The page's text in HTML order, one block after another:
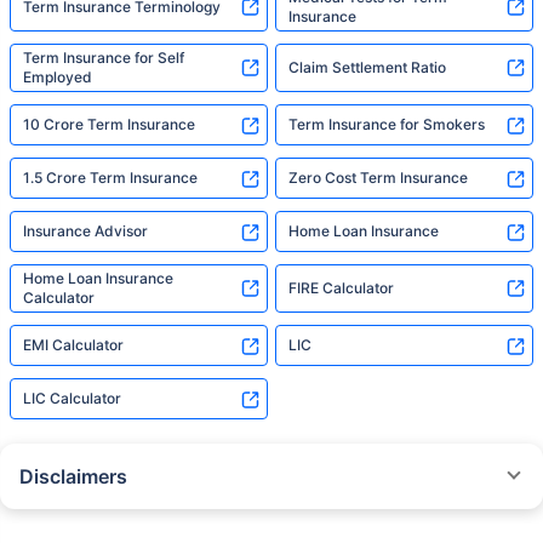
Term Insurance Terminology
Insurance
Term Insurance for Self
Employed
Claim Settlement Ratio
10 Crore Term Insurance Term Insurance for Smokers
1.5 Crore Term Insurance Zero Cost Term Insurance
Insurance Advisor Home Loan Insurance
Home Loan Insurance
Calculator
FIRE Calculator
EMI Calculator LIC
LIC Calculator
Disclaimers